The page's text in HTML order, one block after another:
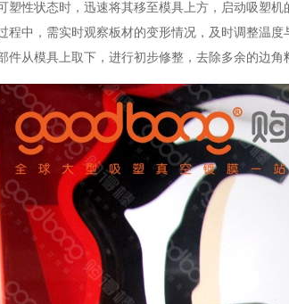
塑性状态时，迅速将其移至模具上方，启动吸塑
程中，需实时观察板材的变形情况，及时调整温
件从模具上取下，进行初步修整，去除多余的边角